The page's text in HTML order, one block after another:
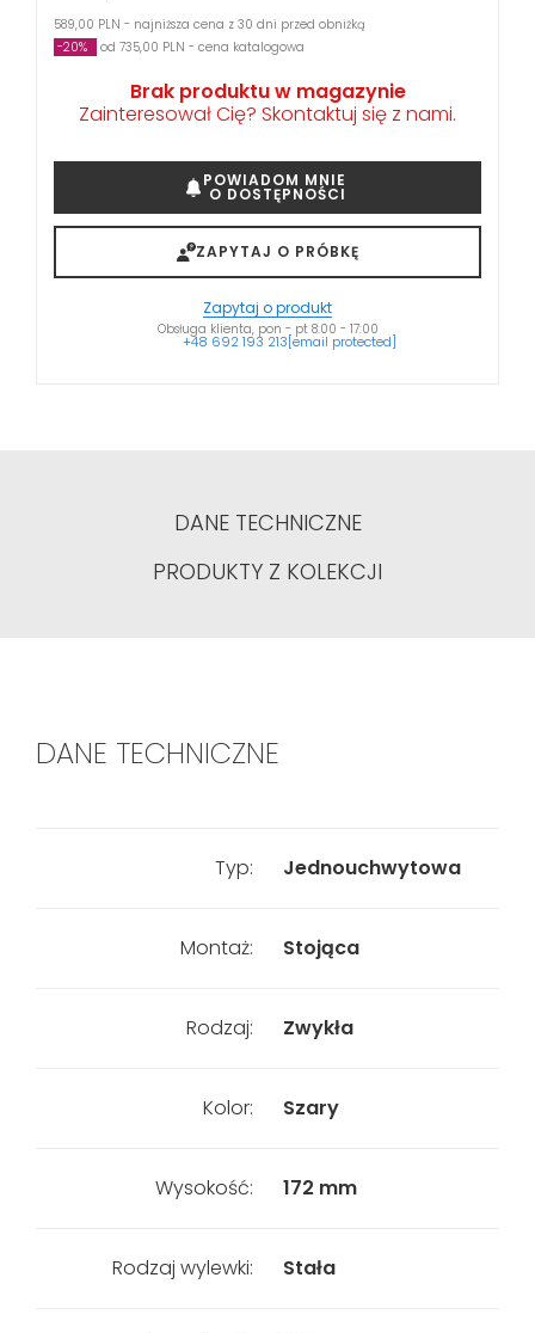
589,00 PLN - najniższa cena z 30 dni przed obniżką
-20%
od 735,00 PLN - cena katalogowa
Brak produktu w magazynie
Zainteresował Cię? Skontaktuj się z nami.
POWIADOM MNIE
O DOSTĘPNOŚCI
ZAPYTAJ O PRÓBKĘ
Zapytaj o produkt
Obsługa klienta, pon - pt 8:00 - 17:00
+48 692 193 213[email protected]
DANE TECHNICZNE
PRODUKTY Z KOLEKCJI
DANE TECHNICZNE
Typ: Jednouchwytowa
Montaż: Stojąca
Rodzaj: Zwykła
Kolor: Szary
Wysokość: 172 mm
Rodzaj wylewki: Stała